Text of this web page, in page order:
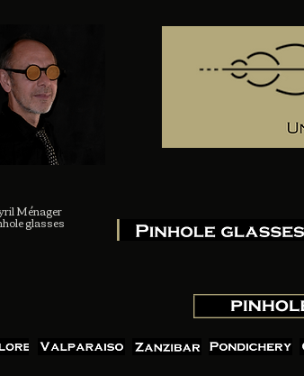
Ménager
glasses